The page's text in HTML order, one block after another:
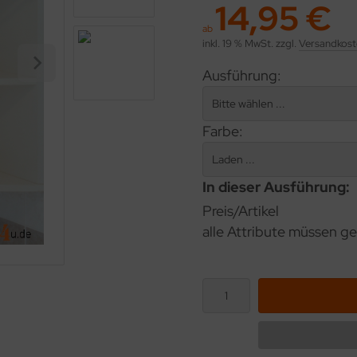
ab 14,95 €
inkl. 19 % MwSt. zzgl.
Ausführung:
Farbe:
In dieser Ausführung:
Preis/Artikel
alle Attribute müssen